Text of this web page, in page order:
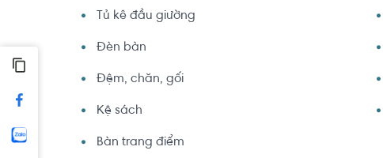
Tủ kê đầu giường
Đèn bàn
Đệm, chăn, gối
Kệ sách
Bàn trang điểm